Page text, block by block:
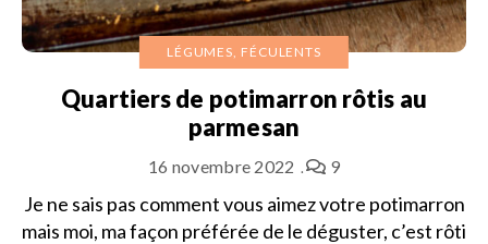
LÉGUMES, FÉCULENTS
Quartiers de potimarron rôtis au
parmesan
16 novembre 2022 9
Je ne sais pas comment vous aimez votre potimarron
mais moi, ma façon préférée de le déguster, c’est rôti